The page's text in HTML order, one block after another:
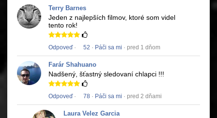
Terry Barnes
Jeden z najlepších filmov, ktoré som videl
tento rok!
Odpoveď· 52 · Páči sa mi · pred 1 dňom
Farár Shahuano
Nadšený, šťastný sledovaní chlapci !!!
Odpoveď· 78 · Páči sa mi · pred 2 dňami
Laura Velez Garcia